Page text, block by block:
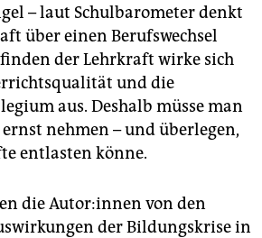
– laut Schulbarometer denkt
über einen Berufswechsel
der Lehrkraft wirke sich
und die
aus. Deshalb müsse man
nehmen – und überlegen,
entlasten könne.
die Au­to­r:in­nen von den
der Bildungskrise in